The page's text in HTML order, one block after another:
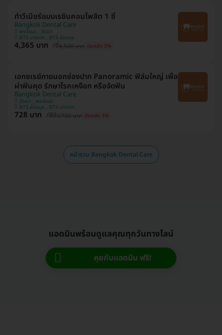
ทำวีเนียร์แบบเรซินคอมโพสิต 1 ซี่
Bangkok Dental Care
พระโขนง , วัฒนา
BTS บางจาก , BTS อ่อนนุช
4,365 บาท /ซี่4,500 บาท ประหยัด 3%
เอกซเรย์ภายนอกช่องปาก Panoramic ฟิล์มใหญ่ เพื่อ
ผ่าฟันคุด รักษาโรคเหงือก หรือจัดฟัน
Bangkok Dental Care
วัฒนา , พระโขนง
BTS อ่อนนุช , BTS บางจาก
728 บาท /ฟิล์ม750 บาท ประหยัด 3%
หน้ารวม Bangkok Dental Care
แอดมินพร้อมดูแลคุณทุกวันทางไลน์
คุยกับแอดมิน ฟรี!